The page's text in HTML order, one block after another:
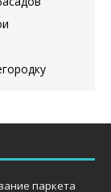
паркета